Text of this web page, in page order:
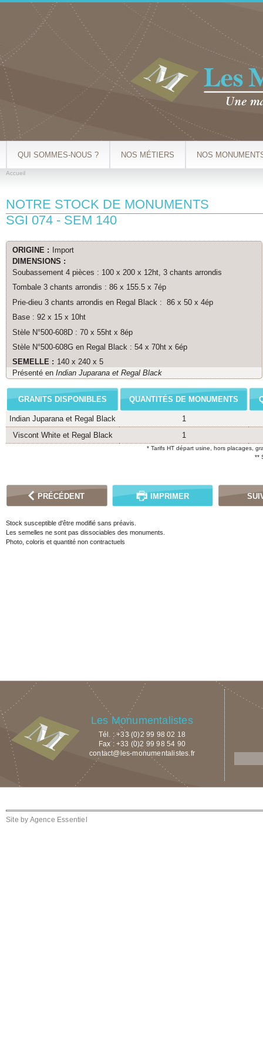
QUI SOMMES-NOUS ? NOS MÉTIERS NOS
Accueil
NOTRE STOCK DE MONUMENTS
SGI 074 - SEM 140
ORIGINE :
Import
DIMENSIONS :
Soubassement 4 pièces : 100 x 200 x 12ht, 3 chants arrondis
Tombale 3 chants arrondis : 86 x 155.5 x 7ép
Prie-dieu 3 chants arrondis en Regal Black : 86 x 50 x 4ép
Base : 92 x 15 x 10ht
Stèle N°500-608D : 70 x 55ht x 8ép
Stèle N°500-608G en Regal Black : 54 x 70ht x 6ép
SEMELLE : 140 x 240 x 5
Présenté en Indian Juparana et Regal Black
GRANITS DISPONIBLES QUANTITÉS DE MONUMENTS
Indian Juparana et Regal Black
1
Viscont White et Regal Black
1
* Tarifs HT départ usine, hors placages,
**
PRÉCÉDENT IMPRIMER
Stock susceptible d'être modifié sans préavis.
Les semelles ne sont pas dissociables des monuments.
Photo, coloris et quantité non contractuels
Les Monumentalistes
Tél. : +33 (0)2 99 98 02 18
Fax : +33 (0)2 99 98 54 90
contact@les-monumentalistes.fr
Site by Agence Essentiel